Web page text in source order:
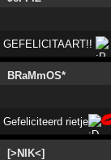
GEFELICITAART!!
BRaMmOS*
Gefeliciteerd rietje
[>NIK<]